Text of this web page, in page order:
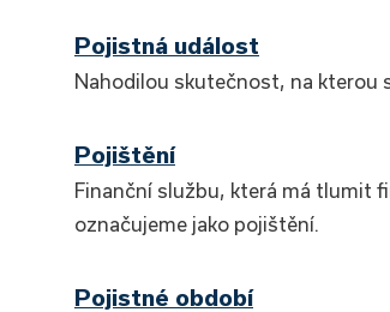
Pojistná událost
Nahodilou skutečnost, na kterou
Pojištění
Finanční službu, která má tlumit
označujeme jako pojištění.
Pojistné období